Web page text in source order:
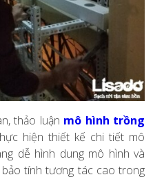
thảo luận mô hình trồng
hiện thiết kế chi tiết mô
dễ hình dung mô hình và
tính tương tác cao trong